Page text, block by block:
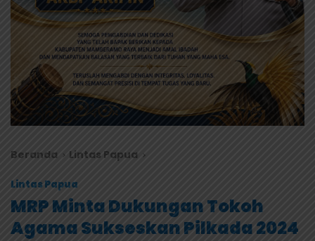
Beranda Lintas Papua
Lintas Papua
MRP Minta Dukungan Tokoh
Agama Sukseskan Pilkada 2024